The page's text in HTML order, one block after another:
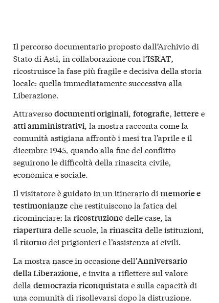
Il percorso documentario proposto dall’Archivio di
Stato di Asti, in collaborazione con l’ISRAT,
ricostruisce la fase più fragile e decisiva della storia
locale: quella immediatamente successiva alla
Liberazione.
Attraversodocumenti originali, fotografie, lettere e
atti amministrativi, la mostra racconta come la
comunità astigiana affrontò i mesi tra l’aprile e il
dicembre 1945, quando alla fine del conflitto
seguirono le difficoltà della rinascita civile,
economica e sociale.
Il visitatore è guidato in un itinerario di memorie e
testimonianze che restituiscono la fatica del
ricominciare: la ricostruzione delle case, la
riaperturadelle scuole, la rinascitadelle istituzioni,
il ritornodei prigionieri e l’assistenza ai civili.
La mostra nasce in occasione dell’Anniversario
della Liberazione, e invita a riflettere sul valore
della democrazia riconquistatae sulla capacità di
una comunità di risollevarsi dopo la distruzione.